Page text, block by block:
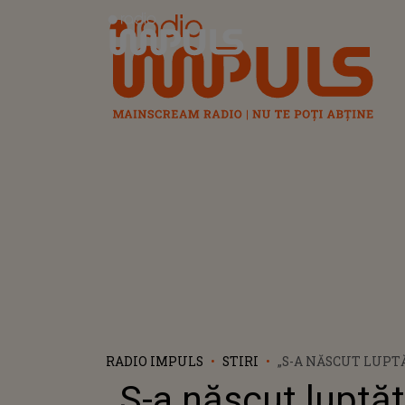
Radio Impuls
RADIO IMPULS STIRI
„S-A NĂSCUT
SABBAGH DUPĂ CE